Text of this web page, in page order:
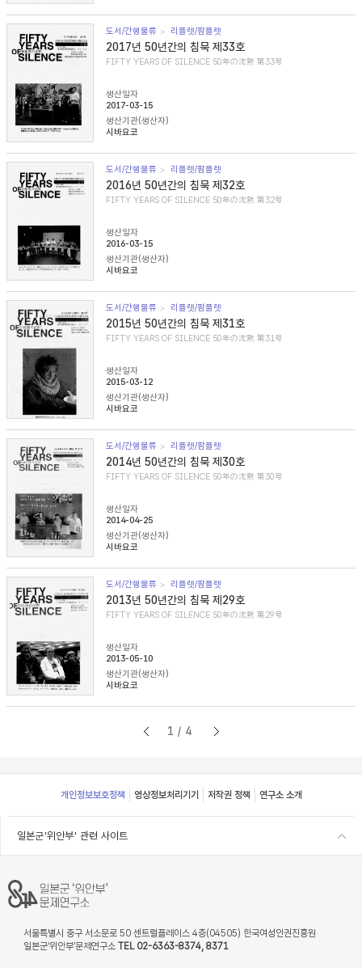
도서/간행물류 리플렛/팜플렛
2017년 50년간의 침묵 제33호
FIFTY YEARS OF SILENCE 50年の沈黙 第33号
생산일자
2017-03-15
생산기관(생산자)
시바요코
도서/간행물류 리플렛/팜플렛
2016년 50년간의 침묵 제32호
FIFTY YEARS OF SILENCE 50年の沈黙 第32号
생산일자
2016-03-15
생산기관(생산자)
시바요코
도서/간행물류 리플렛/팜플렛
2015년 50년간의 침묵 제31호
FIFTY YEARS OF SILENCE 50年の沈黙 第31号
생산일자
2015-03-12
생산기관(생산자)
시바요코
도서/간행물류 리플렛/팜플렛
2014년 50년간의 침묵 제30호
FIFTY YEARS OF SILENCE 50年の沈黙 第30号
생산일자
2014-04-25
생산기관(생산자)
시바요코
도서/간행물류 리플렛/팜플렛
2013년 50년간의 침묵 제29호
FIFTY YEARS OF SILENCE 50年の沈黙 第29号
생산일자
2013-05-10
생산기관(생산자)
시바요코
1/4
Footer
개인정보보호정책 영상정보처리기기 저작권 정책 연구소 소개
일본군'위안부' 관련 사이트
서울특별시 중구 서소문로 50 센트럴플레이스 4층(04505) 한국여성인권진흥원
일본군‘위안부’문제연구소 TEL 02-6363-8374, 8371